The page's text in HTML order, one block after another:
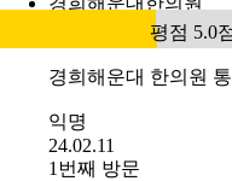
평점 5.0
경희해운대 한의원
익명
24.02.11
1번째 방문